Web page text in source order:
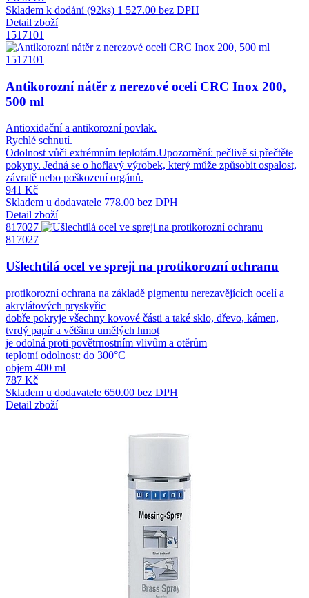
Skladem k dodání (92ks) 1 527.00 bez DPH
Detail zboží
1517101
1517101
Antikorozní nátěr z nerezové oceli CRC Inox 200,
500 ml
Antioxidační a antikorozní povlak.
Rychlé schnutí.
Odolnost vůči extrémním teplotám.Upozornění: pečlivě si přečtěte
pokyny. Jedná se o hořlavý výrobek, který může způsobit ospalost,
závratě nebo poškození orgánů.
941 Kč
Skladem u dodavatele 778.00 bez DPH
Detail zboží
817027
817027
Ušlechtilá ocel ve spreji na protikorozní ochranu
protikorozní ochrana na základě pigmentu nerezavějících ocelí a
akrylátových pryskyřic
dobře pokryje všechny kovové části a také sklo, dřevo, kámen,
tvrdý papír a většinu umělých hmot
je odolná proti povětrnostním vlivům a otěrům
teplotní odolnost: do 300°C
objem 400 ml
787 Kč
Skladem u dodavatele 650.00 bez DPH
Detail zboží